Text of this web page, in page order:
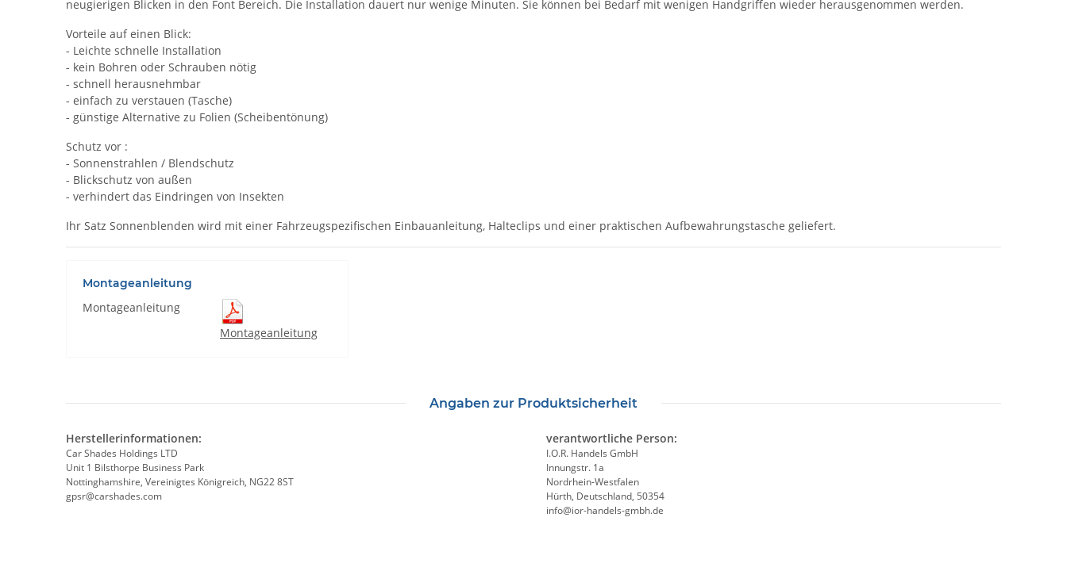
neugierigen Blicken in den Font Bereich. Die Installation dauert nur wenige Minuten. Sie können bei Bedarf mit wenigen Handgriffen wieder herausgenommen werden.
Vorteile auf einen Blick:
- Leichte schnelle Installation
- kein Bohren oder Schrauben nötig
- schnell herausnehmbar
- einfach zu verstauen (Tasche)
- günstige Alternative zu Folien (Scheibentönung)
Schutz vor :
- Sonnenstrahlen / Blendschutz
- Blickschutz von außen
- verhindert das Eindringen von Insekten
Ihr Satz Sonnenblenden wird mit einer Fahrzeugspezifischen Einbauanleitung, Halteclips und einer praktischen Aufbewahrungstasche geliefert.
Montageanleitung
Montageanleitung
Montageanleitung
Angaben zur Produktsicherheit
Herstellerinformationen:
Car Shades Holdings LTD
Unit 1 Bilsthorpe Business Park
Nottinghamshire, Vereinigtes Königreich, NG22 8ST
gpsr@carshades.com
verantwortliche Person:
I.O.R. Handels GmbH
Innungstr. 1a
Nordrhein-Westfalen
Hürth, Deutschland, 50354
info@ior-handels-gmbh.de